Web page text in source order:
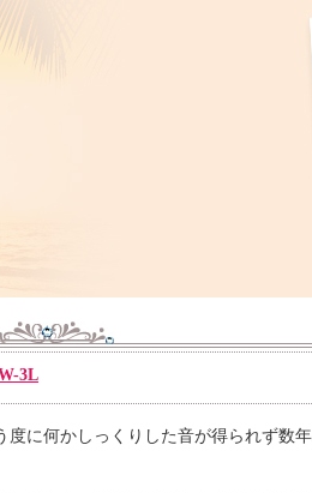
3L
に何かしっくりした音が得られず数